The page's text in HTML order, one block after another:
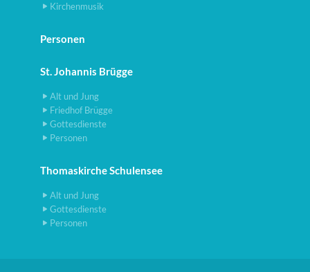
Kirchenmusik
Personen
St. Johannis Brügge
Alt und Jung
Friedhof Brügge
Gottesdienste
Personen
Thomaskirche Schulensee
Alt und Jung
Gottesdienste
Personen